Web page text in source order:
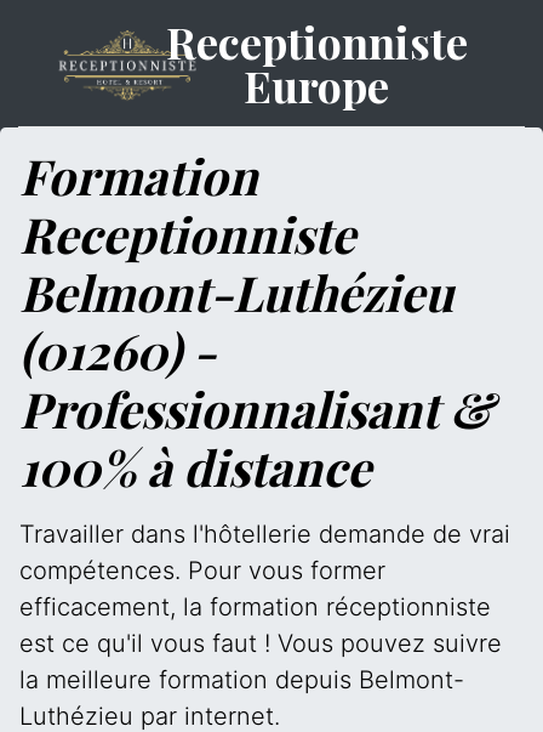
Receptionniste
Europe
Formation
Receptionniste
Belmont-Luthézieu
(01260) -
Professionnalisant &
100% à distance
Travailler dans l'hôtellerie demande de vrai
compétences. Pour vous former
efficacement, la formation réceptionniste
est ce qu'il vous faut ! Vous pouvez suivre
la meilleure formation depuis Belmont-
Luthézieu par internet.